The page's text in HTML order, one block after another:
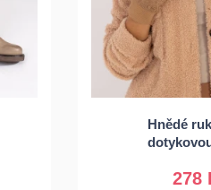
Hnědé
278
S/M